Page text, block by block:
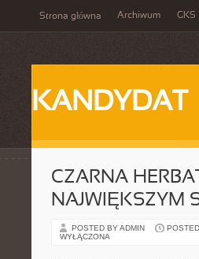
Strona główna Archiwum GKS
KANDYDAT
CZARNA
NAJWIĘKSZYM
POSTED BY ADMIN
WYŁĄCZONA